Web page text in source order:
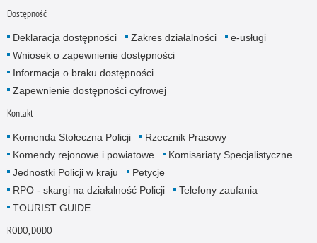
Dostępność
Deklaracja dostępności Zakres działalności
e-usługi
Wniosek o zapewnienie dostępności
Informacja o braku dostępności
Zapewnienie dostępności cyfrowej
Kontakt
Komenda Stołeczna Policji
Rzecznik Prasowy
Komendy rejonowe i powiatowe
Komisariaty Specjalistyczne
Jednostki Policji w kraju
Petycje
RPO - skargi na działalność Policji
Telefony zaufania
TOURIST GUIDE
RODO, DODO